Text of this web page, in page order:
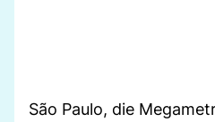
São Paulo, die